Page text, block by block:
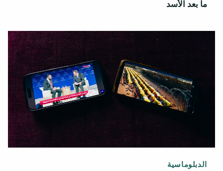
ما بعد الأسد
الدبلوماسية